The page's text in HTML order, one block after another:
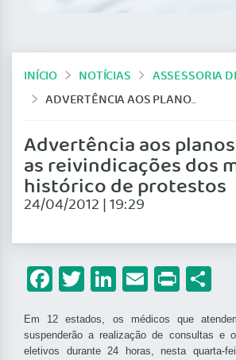
INÍCIO NOTÍCIAS
ASSESSORIA
ADVERTÊNCIA AOS PLANOS: CONHEÇA AS REIVINDICAÇÕES DOS MÉDICOS E O HISTÓRICO DE PROTESTOS
Advertência aos
as reivindicações dos
histórico de protestos
24/04/2012 | 19:29
Facebook
Twitter
LinkedIn
Email
Print
Em 12 estados, os médicos que
suspenderão a realização de consultas e
eletivos durante 24 horas, nesta quarta-